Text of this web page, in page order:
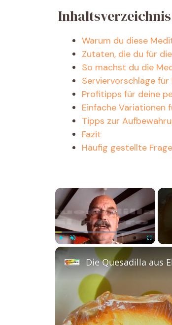
Inhaltsverzeichnis
Warum du diese
Zutaten, die du für
So machst du die
Serviervorschläge
Profitipps für deine
Einfache Variationen
Tipps zur
Fazit
Häufig gestellte
×
Play
Die Quesadilla aus